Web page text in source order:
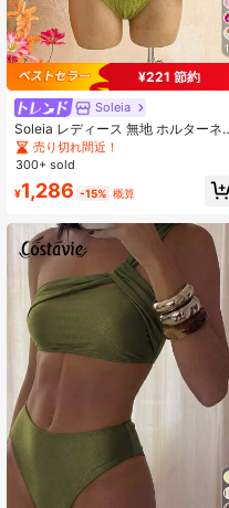
¥221 節約
Soleia
Soleia レディース 無地 ホルターネ
ク タイ付き ビキニセット、夏のビー
チ
売り切れ間近！
300+ sold
¥1,286 -15% 概算